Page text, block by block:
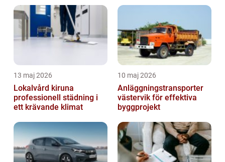
13 maj 2026
Lokalvård kiruna
professionell städning i
ett krävande klimat
10 maj 2026
Anläggningstransporter
västervik för effektiva
byggprojekt